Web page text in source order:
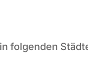
folgenden